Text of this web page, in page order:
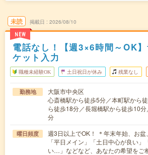
未読
NEW
掲載日 2026/08/10
電話なし！【週3×6時間～OK
ケット入力
職種未経験OK 土日祝日が休み 残業なし
勤務地
大阪市中央区
心斎橋駅から徒歩5分／本町駅から
ら徒歩18分／長堀橋駅から徒歩10
分
曜日頻度
週3日以上でOK！ ＊年末年始、お盆
「平日メイン」「土日中心が良い
い…」などなど、あなたの希望をご